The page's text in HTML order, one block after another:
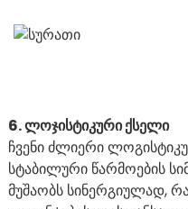
6. ლოჯისტიკური ქსელი
ჩვენი ძლიერი
სტაბილური წარმოების
მუშაობს სინერგიულად,